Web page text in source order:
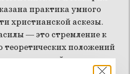
практика умного
христианской аскезы.
— это стремление к
положений
аскетический подвиг, к